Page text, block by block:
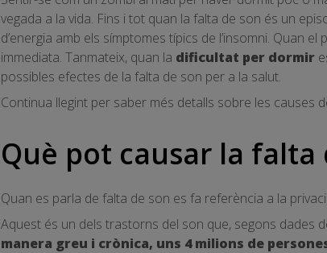
vegada a la vida. Fins i tot quan la falta de son és un
d’energia amb els símptomes típics de l’insomni. Quan
immediata. Tanmateix, quan la dificultat per dormir
possibles efectes de la falta de son per a la salut.
Continua llegint per saber més detalls sobre les causes
Què pot causar la falta
Quan es parla de falta de son es fa referència a la
Aquest és un dels trastorns del son que, segons dades
manera greu i crònica, uns 4 milions de